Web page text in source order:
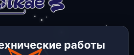
работы